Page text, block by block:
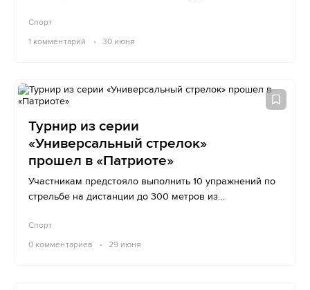
Спорт
1 комментарий 30 июня
Турнир из серии
«Универсальный стрелок»
прошел в «Патриоте»
Участникам предстояло выполнить 10 упражнений по
стрельбе на дистанции до 300 метров из
Спорт
0 комментариев 29 июня